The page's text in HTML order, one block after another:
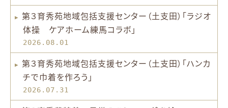
第３育秀苑地域包括支援センター（土支田）「ラジオ
体操 ケアホーム練馬コラボ」
2026.08.01
第３育秀苑地域包括支援センター（土支田）「ハンカ
チで巾着を作ろう」
2026.07.31